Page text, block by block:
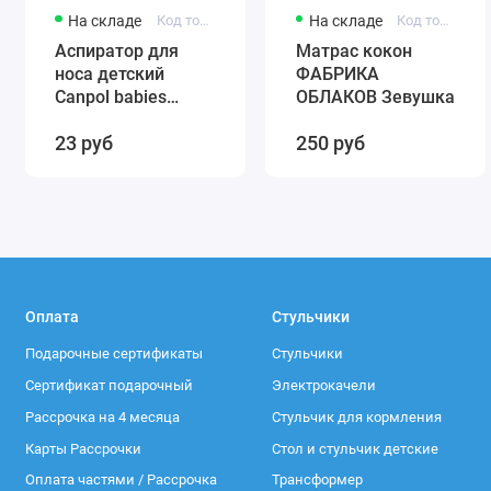
На складе Код товара: 56/007
Аспиратор для
носа детский
Canpol babies
56/007
23 руб
На складе
Матрас кокон
ФАБРИКА
ОБЛАКОВ Зевушка
250 руб
Оплата
Подарочные сертификаты
Сертификат подарочный
Рассрочка на 4 месяца
Карты Рассрочки
Оплата частями / Рассрочка
Стульчики
Стульчики
Электрокачели
Стульчик для кормления
Стол и стульчик детские
Трансформер